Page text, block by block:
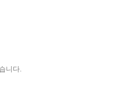
니다.